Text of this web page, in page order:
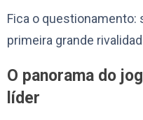
Fica o questionamento:
primeira grande
O panorama do
líder